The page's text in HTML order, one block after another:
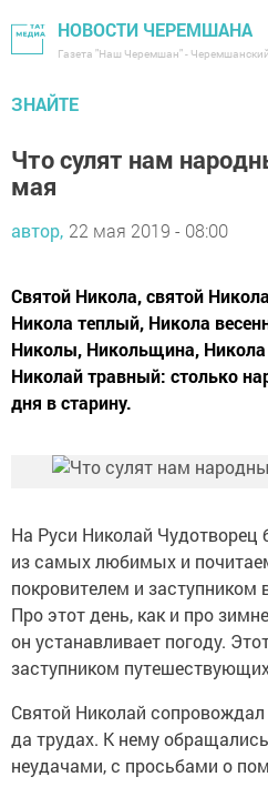
НОВОСТИ ЧЕРЕМШАНА
Газета "Наш Черемшан" -
ЗНАЙТЕ
Что сулят нам
мая
автор, 22 мая 2019 - 08:00
Святой Никола, святой
Никола теплый, Никола
Николы, Никольщина, Никола
Николай травный: столько
дня в старину.
На Руси Николай Чудотворец
из самых любимых и
покровителем и заступником
Про этот день, как и про
он устанавливает погоду.
заступником
Святой Николай
да трудах. К нему
неудачами, с просьбами о